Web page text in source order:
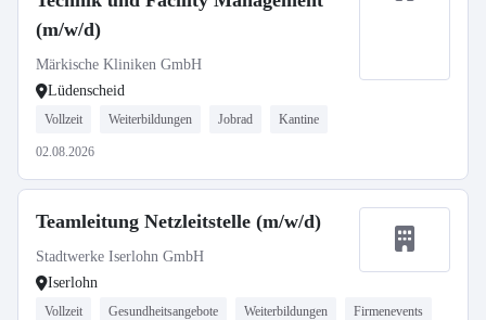
(m/w/d)
Märkische Kliniken GmbH
Lüdenscheid
Vollzeit Weiterbildungen Jobrad Kantine
02.08.2026
Teamleitung Netzleitstelle (m/w/d)
Stadtwerke Iserlohn GmbH
Iserlohn
Vollzeit Gesundheitsangebote Weiterbildungen Firmenevents